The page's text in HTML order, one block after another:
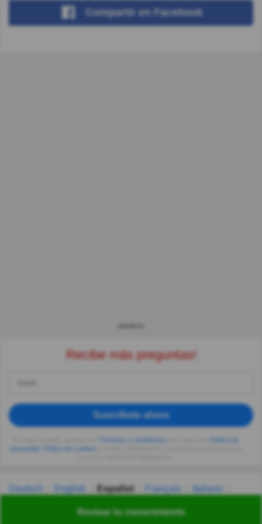
Revisar tu conocimiento
Compartir en Facebook
Recibe más preguntas!
Suscríbete ahora
privacidad
Deutsch English Español Français
Italiano
Українська हिन्दी 한국어 汉语